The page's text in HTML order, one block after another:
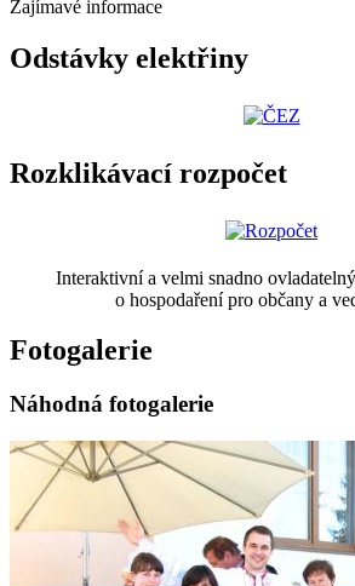
Zajímavé informace
Odstávky elektřiny
Rozklikávací rozpočet
Interaktivní a velmi snadno
o hospodaření pro občany a
Fotogalerie
Náhodná fotogalerie